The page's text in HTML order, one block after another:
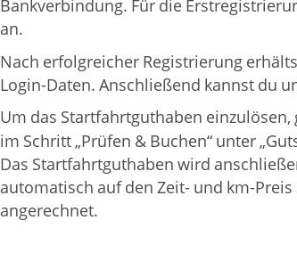
Bankverbindung. Für die
an.
Nach erfolgreicher Registrierung
Login-Daten. Anschließend kannst du
Um das Startfahrtguthaben
im Schritt „Prüfen & Buchen“ unter
Das Startfahrtguthaben wird
automatisch auf den Zeit- und km-
angerechnet.